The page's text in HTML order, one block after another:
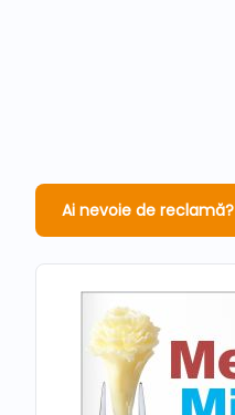
Ai nevoie de reclamă?